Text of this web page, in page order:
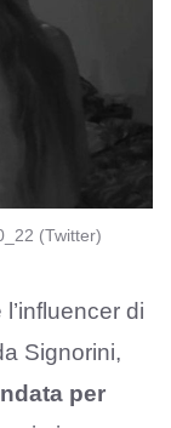
(Twitter)
di
Signorini,
per